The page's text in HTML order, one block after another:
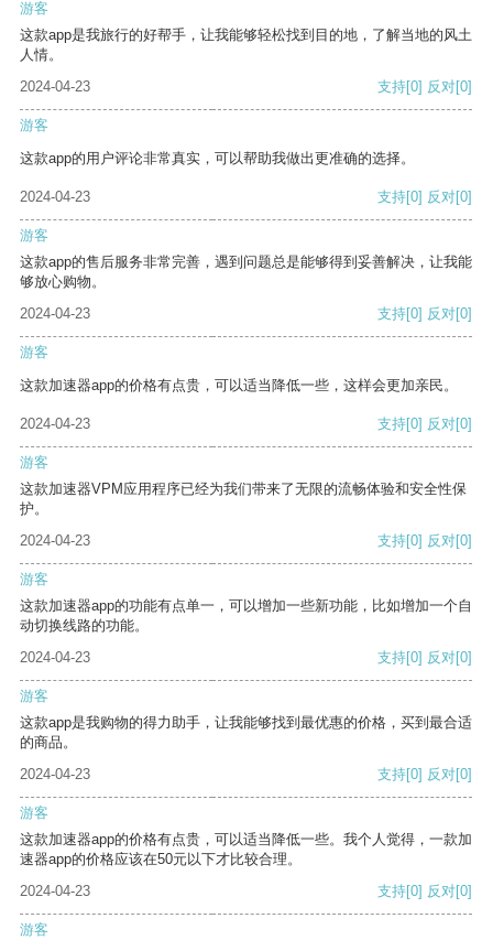
游客
这款app是我旅行的好帮手，让我能够轻松找到目的地，了解当地的风土
人情。
2024-04-23
支持[0] 反对[0]
游客
这款app的用户评论非常真实，可以帮助我做出更准确的选择。
2024-04-23 支持[0] 反对[0]
游客
这款app的售后服务非常完善，遇到问题总是能够得到妥善解决，让我能
够放心购物。
2024-04-23
支持[0] 反对[0]
游客
这款加速器app的价格有点贵，可以适当降低一些，这样会更加亲民。
2024-04-23 支持[0] 反对[0]
游客
这款加速器VPM应用程序已经为我们带来了无限的流畅体验和安全性保
护。
2024-04-23
支持[0] 反对[0]
游客
这款加速器app的功能有点单一，可以增加一些新功能，比如增加一个自
动切换线路的功能。
2024-04-23
支持[0] 反对[0]
游客
这款app是我购物的得力助手，让我能够找到最优惠的价格，买到最合适
的商品。
2024-04-23
支持[0] 反对[0]
游客
这款加速器app的价格有点贵，可以适当降低一些。我个人觉得，一款加
速器app的价格应该在50元以下才比较合理。
2024-04-23
支持[0] 反对[0]
游客